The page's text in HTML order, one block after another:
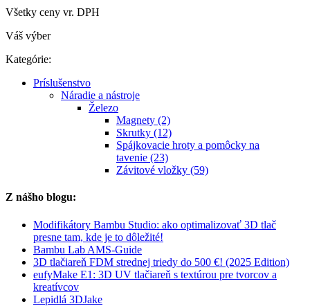
Všetky ceny vr. DPH
Váš výber
Kategórie:
Príslušenstvo
Náradie a nástroje
Železo
Magnety (2)
Skrutky (12)
Spájkovacie hroty a pomôcky na
tavenie (23)
Závitové vložky (59)
Z nášho blogu:
Modifikátory Bambu Studio: ako optimalizovať 3D tlač
presne tam, kde je to dôležité!
Bambu Lab AMS-Guide
3D tlačiareň FDM strednej triedy do 500 €! (2025 Edition)
eufyMake E1: 3D UV tlačiareň s textúrou pre tvorcov a
kreatívcov
Lepidlá 3DJake